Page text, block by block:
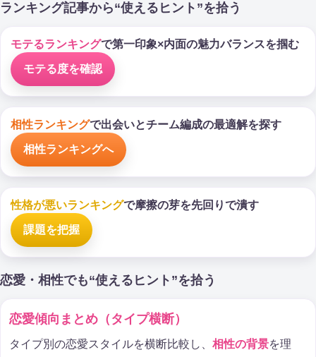
ランキング記事から“使えるヒント”を拾う
モテるランキングで第一印象×内面の魅力バランスを掴む
モテる度を確認
相性ランキングで出会いとチーム編成の最適解を探す
相性ランキングへ
性格が悪いランキングで摩擦の芽を先回りで潰す
課題を把握
恋愛・相性でも“使えるヒント”を拾う
恋愛傾向まとめ（タイプ横断）
タイプ別の恋愛スタイルを横断比較し、 相性の背景を理